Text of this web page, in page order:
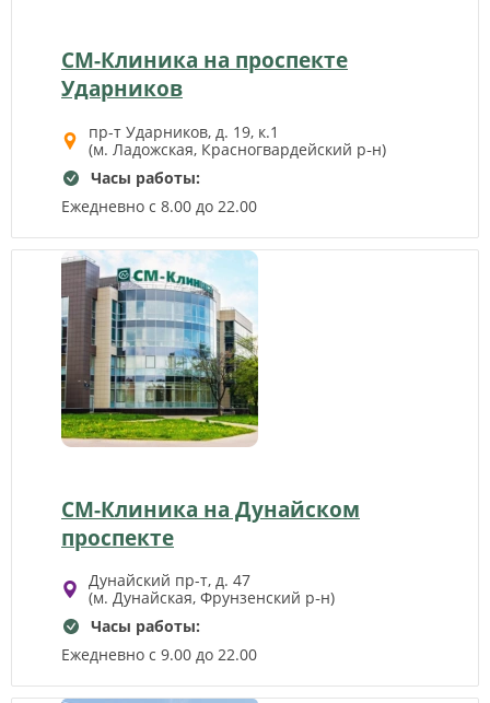
СМ-Клиника на проспекте
Ударников
пр-т Ударников, д. 19, к.1
(м. Ладожская, Красногвардейский р‑н)
Часы работы:
Ежедневно с 8.00 до 22.00
СМ-Клиника на Дунайском
проспекте
Дунайский пр-т, д. 47
(м. Дунайская, Фрунзенский р‑н)
Часы работы:
Ежедневно с 9.00 до 22.00